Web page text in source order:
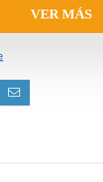
VER MÁS